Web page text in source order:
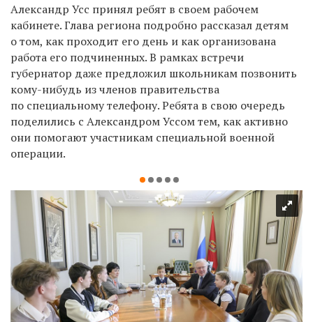
Александр Усс принял ребят в своем рабочем
кабинете. Глава региона подробно рассказал детям
о том, как проходит его день и как организована
работа его подчиненных. В рамках встречи
губернатор даже предложил школьникам позвонить
кому-нибудь из членов правительства
по специальному телефону. Ребята в свою очередь
поделились с Александром Уссом тем, как активно
они помогают участникам специальной военной
операции.